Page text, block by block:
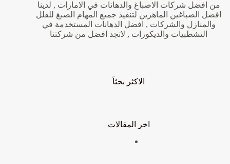
من افضل شركات الاصباغ والدهانات في الامارات , لدينا
افضل الصباغين الماهرين لتنفيذ جميع المهام الصبغ للفلل
والمنازل والشركات , افضل الدهانات المستخدمة في
التشطبيات والديكورات , لاتجد افضل من شركتنا
الاكثر بحثاَ
اخر المقالات